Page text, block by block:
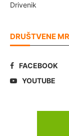
Drivenik
DRUŠTVENE
FACEBOOK
YOUTUBE